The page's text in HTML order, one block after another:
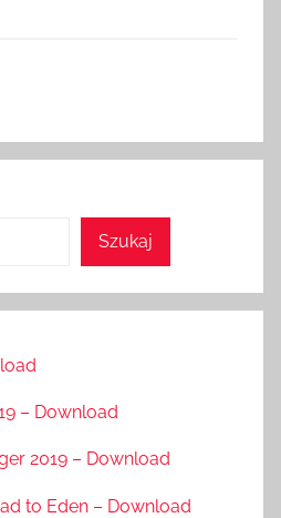
Szukaj
– Download
2019 – Download
to Eden – Download